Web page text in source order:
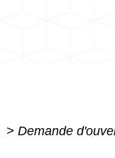
> Demande